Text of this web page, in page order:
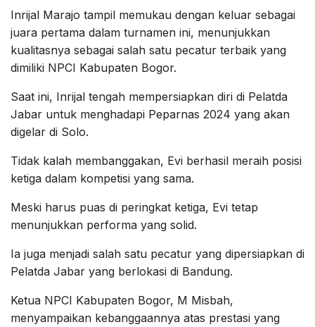
Inrijal Marajo tampil memukau dengan keluar sebagai
juara pertama dalam turnamen ini, menunjukkan
kualitasnya sebagai salah satu pecatur terbaik yang
dimiliki NPCI Kabupaten Bogor.
Saat ini, Inrijal tengah mempersiapkan diri di Pelatda
Jabar untuk menghadapi Peparnas 2024 yang akan
digelar di Solo.
Tidak kalah membanggakan, Evi berhasil meraih posisi
ketiga dalam kompetisi yang sama.
Meski harus puas di peringkat ketiga, Evi tetap
menunjukkan performa yang solid.
Ia juga menjadi salah satu pecatur yang dipersiapkan di
Pelatda Jabar yang berlokasi di Bandung.
Ketua NPCI Kabupaten Bogor, M Misbah,
menyampaikan kebanggaannya atas prestasi yang